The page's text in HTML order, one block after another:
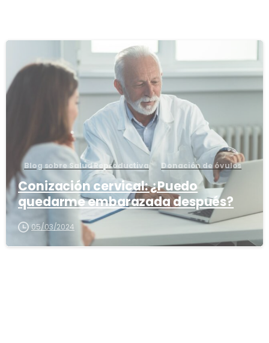
2
Blog sobre Salud Reproductiva Donación de óvulos
Conización cervical: ¿Puedo
quedarme embarazada después?
05/03/2024